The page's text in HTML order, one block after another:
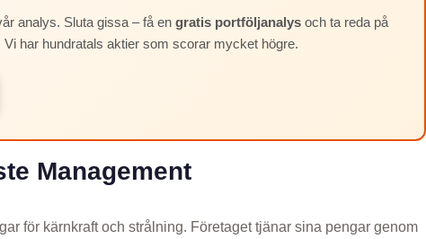
analys. Sluta gissa – få en gratis portföljanalys och ta reda på
har hundratals aktier som scorar mycket högre.
Management
för kärnkraft och strålning. Företaget tjänar sina pengar genom